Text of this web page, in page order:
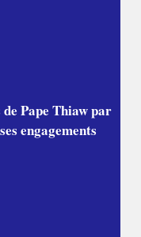
Pape Thiaw par
engagements